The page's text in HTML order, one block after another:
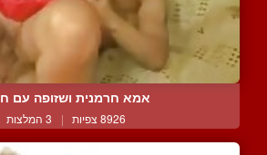
אמא חרמנית ושזופה עם
8926 צפיות | 3 המלצות